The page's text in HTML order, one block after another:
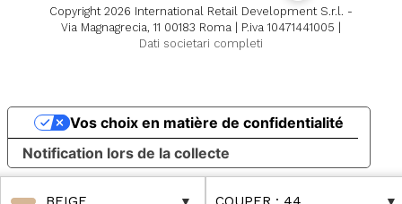
Copyright 2026 International Retail Development S.r.l. -
Via Magnagrecia, 11 00183 Roma | P.iva 10471441005 |
Dati societari completi
Notification lors de la collecte
Vos choix en matière de confidentialité